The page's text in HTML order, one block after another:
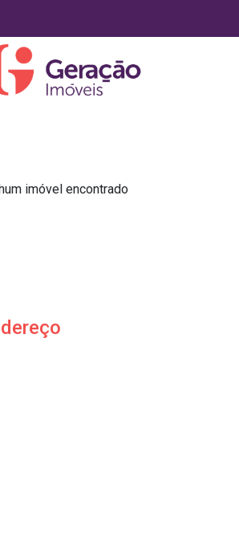
imóvel encontrado